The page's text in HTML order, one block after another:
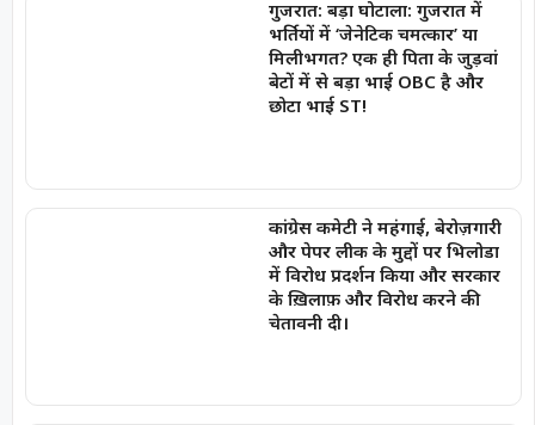
गुजरात: बड़ा घोटाला: गुजरात में
भर्तियों में ‘जेनेटिक चमत्कार’ या
मिलीभगत? एक ही पिता के जुड़वां
बेटों में से बड़ा भाई OBC है और
छोटा भाई ST!
कांग्रेस कमेटी ने महंगाई, बेरोज़गारी
और पेपर लीक के मुद्दों पर भिलोडा
में विरोध प्रदर्शन किया और सरकार
के ख़िलाफ़ और विरोध करने की
चेतावनी दी।